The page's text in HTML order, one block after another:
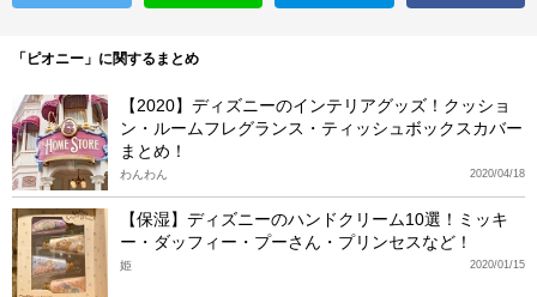
「ピオニー」に関するまとめ
【2020】ディズニーのインテリアグッズ！クッショ
ン・ルームフレグランス・ティッシュボックスカバー
まとめ！
2020/04/18
わんわん
【保湿】ディズニーのハンドクリーム10選！ミッキ
ー・ダッフィー・プーさん・プリンセスなど！
2020/01/15
姫